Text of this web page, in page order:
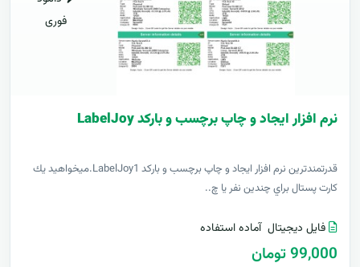
فوری
نرم افزار ایجاد و چاپ برچسب و بارکد LabelJoy
قدرتمندترين نرم افزار ایجاد و چاپ برچسب و بارکد LabelJoy1.ميخواهيد يك
كارت پستال براي چندين نفر يا چ..
فایل دیجیتال آماده استفاده
99,000 تومان